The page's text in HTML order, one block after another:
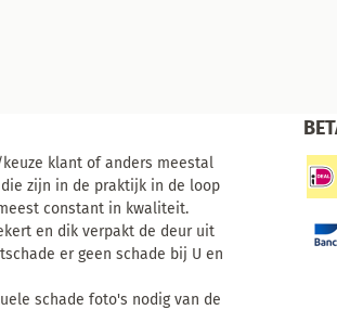
klant of anders meestal
die zijn in de praktijk in de loop
constant in kwaliteit.
en dik verpakt de deur uit
er geen schade bij U en
schade foto's nodig van de